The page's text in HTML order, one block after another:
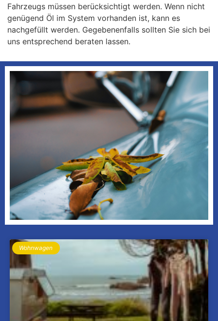
Wohnwagen
Fahrzeugs müssen berücksichtigt werden. Wenn nicht
genügend Öl im System vorhanden ist, kann es
nachgefüllt werden. Gegebenenfalls sollten Sie sich bei
uns entsprechend beraten lassen.